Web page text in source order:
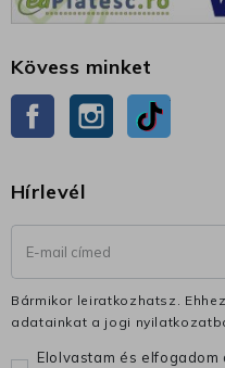
Kövess minket
Facebook Instagram
Hírlevél
Bármikor leiratkozhatsz.
adatainkat a jogi
Elolvastam és